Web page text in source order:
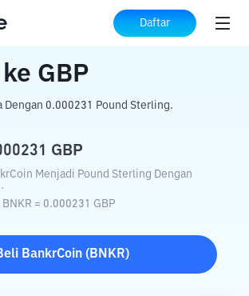
Daftar
Kripto BNKR GBP
ke GBP
Dengan 0.000231 Pound Sterling.
GBP
Menjadi Pound Sterling Dengan
BNKR = 0.000231 GBP
BankrCoin ( BNKR)